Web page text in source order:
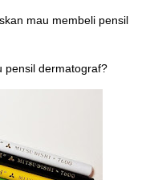
mau membeli pensil
pensil dermatograf?